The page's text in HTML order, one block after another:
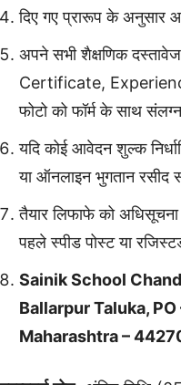
दिए गए प्रारूप के अनुसार
अपने सभी शैक्षणिक
Certificate,
फोटो को फॉर्म के साथ
यदि कोई आवेदन शुल्क
या ऑनलाइन भुगतान रसीद
तैयार लिफाफे को
पहले स्पीड पोस्ट या
Sainik School
Ballarpur Taluka,
Maharashtra –